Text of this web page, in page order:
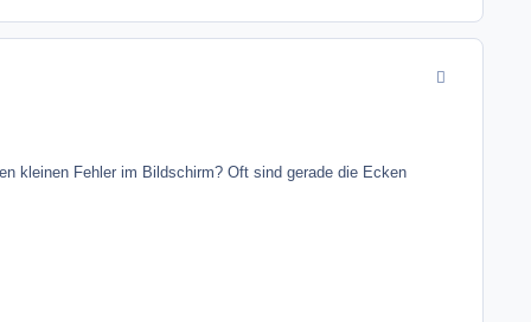
kleinen Fehler im Bildschirm? Oft sind gerade die Ecken